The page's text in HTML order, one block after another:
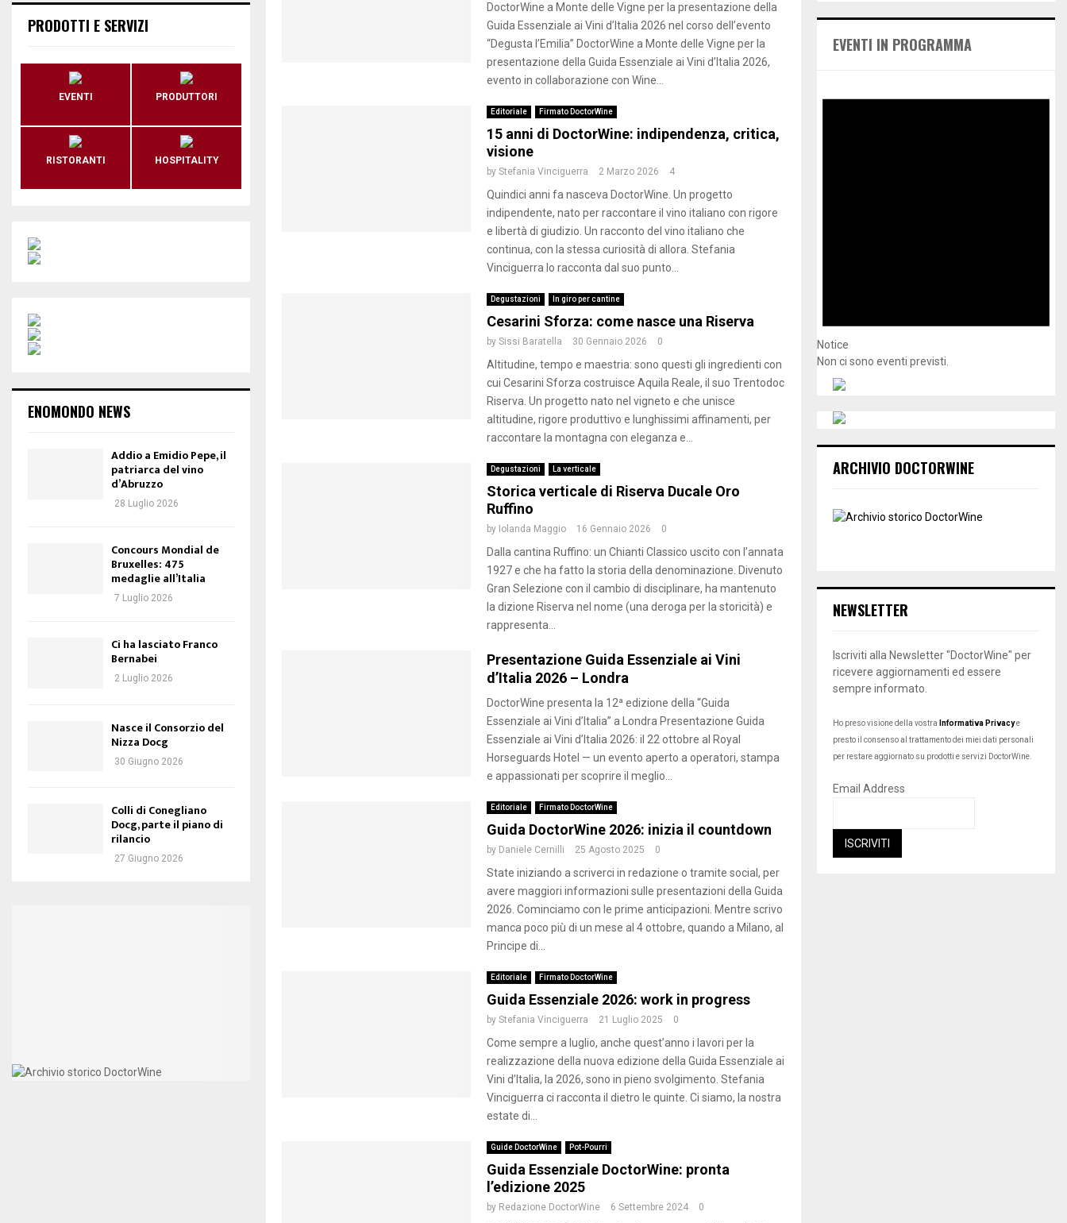
DoctorWine a Monte delle Vigne per la presentazione della
Guida Essenziale ai Vini d’Italia 2026 nel corso dell’evento
“Degusta l’Emilia” DoctorWine a Monte delle Vigne per la
presentazione della Guida Essenziale ai Vini d’Italia 2026,
evento in collaborazione con Wine...
Editoriale Firmato DoctorWine
15 anni di DoctorWine: indipendenza, critica,
visione
by Stefania Vinciguerra 2 Marzo 2026 4
Quindici anni fa nasceva DoctorWine. Un progetto
indipendente, nato per raccontare il vino italiano con rigore
e libertà di giudizio. Un racconto del vino italiano che
continua, con la stessa curiosità di allora. Stefania
Vinciguerra lo racconta dal suo punto...
Degustazioni In giro per cantine
Cesarini Sforza: come nasce una Riserva
by Sissi Baratella 30 Gennaio 2026 0
Altitudine, tempo e maestria: sono questi gli ingredienti con
cui Cesarini Sforza costruisce Aquila Reale, il suo Trentodoc
Riserva. Un progetto nato nel vigneto e che unisce
altitudine, rigore produttivo e lunghissimi affinamenti, per
raccontare la montagna con eleganza e...
Degustazioni La verticale
Storica verticale di Riserva Ducale Oro
Ruffino
by Iolanda Maggio 16 Gennaio 2026 0
Dalla cantina Ruffino: un Chianti Classico uscito con l’annata
1927 e che ha fatto la storia della denominazione. Divenuto
Gran Selezione con il cambio di disciplinare, ha mantenuto
la dizione Riserva nel nome (una deroga per la storicità) e
rappresenta...
Presentazione Guida Essenziale ai Vini
d’Italia 2026 – Londra
DoctorWine presenta la 12ª edizione della “Guida
Essenziale ai Vini d’Italia” a Londra Presentazione Guida
Essenziale ai Vini d’Italia 2026: il 22 ottobre al Royal
Horseguards Hotel — un evento aperto a operatori, stampa
e appassionati per scoprire il meglio...
Editoriale Firmato DoctorWine
Guida DoctorWine 2026: inizia il countdown
by Daniele Cernilli 25 Agosto 2025 0
State iniziando a scriverci in redazione o tramite social, per
avere maggiori informazioni sulle presentazioni della Guida
2026. Cominciamo con le prime anticipazioni. Mentre scrivo
manca poco più di un mese al 4 ottobre, quando a Milano, al
Principe di...
Editoriale Firmato DoctorWine
Guida Essenziale 2026: work in progress
by Stefania Vinciguerra 21 Luglio 2025 0
Come sempre a luglio, anche quest’anno i lavori per la
realizzazione della nuova edizione della Guida Essenziale ai
Vini d’Italia, la 2026, sono in pieno svolgimento. Stefania
Vinciguerra ci racconta il dietro le quinte. Ci siamo, la nostra
estate di...
Guide DoctorWine Pot-Pourri
Guida Essenziale DoctorWine: pronta
l’edizione 2025
by Redazione DoctorWine 6 Settembre 2024 0
PRODOTTI E SERVIZI
EVENTI PRODUTTORI
RISTORANTI HOSPITALITY
ENOMONDO NEWS
Addio a Emidio Pepe, il
patriarca del vino
d’Abruzzo
28 Luglio 2026
Concours Mondial de
Bruxelles: 475
medaglie all’Italia
7 Luglio 2026
Ci ha lasciato Franco
Bernabei
2 Luglio 2026
Nasce il Consorzio del
Nizza Docg
30 Giugno 2026
Colli di Conegliano
Docg, parte il piano di
rilancio
27 Giugno 2026
o
EVENTI IN PROGRAMMA
Notice
Non ci sono eventi previsti.
ARCHIVIO DOCTORWINE
NEWSLETTER
Iscriviti alla Newsletter "DoctorWine" per
ricevere aggiornamenti ed essere
sempre informato.
Ho preso visione della vostra Informativa Privacye
presto il consenso al trattamento dei miei dati personali
per restare aggiornato su prodotti e servizi DoctorWine.
Email Address